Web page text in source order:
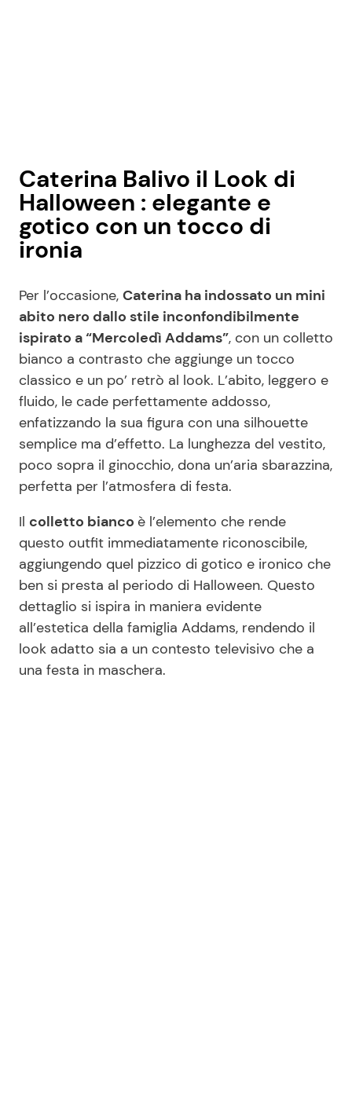
Caterina Balivo il Look di
Halloween : elegante e
gotico con un tocco di
ironia
Per l’occasione, Caterina ha indossato un mini
abito nero dallo stile inconfondibilmente
ispirato a “Mercoledì Addams”, con un colletto
bianco a contrasto che aggiunge un tocco
classico e un po’ retrò al look. L’abito, leggero e
fluido, le cade perfettamente addosso,
enfatizzando la sua figura con una silhouette
semplice ma d’effetto. La lunghezza del vestito,
poco sopra il ginocchio, dona un’aria sbarazzina,
perfetta per l’atmosfera di festa.
Il colletto bianco è l’elemento che rende
questo outfit immediatamente riconoscibile,
aggiungendo quel pizzico di gotico e ironico che
ben si presta al periodo di Halloween. Questo
dettaglio si ispira in maniera evidente
all’estetica della famiglia Addams, rendendo il
look adatto sia a un contesto televisivo che a
una festa in maschera.